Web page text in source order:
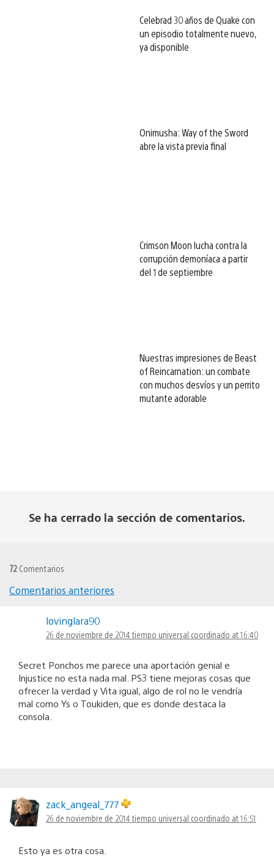
Celebrad 30 años de Quake con
un episodio totalmente nuevo,
ya disponible
Onimusha: Way of the Sword
abre la vista previa final
Crimson Moon lucha contra la
corrupción demoníaca a partir
del 1 de septiembre
Nuestras impresiones de Beast
of Reincarnation: un combate
con muchos desvíos y un perrito
mutante adorable
Se ha cerrado la sección de comentarios.
72 Comentarios
comentarios
Comentarios anteriores
lovinglara90
26 de noviembre de 2014 tiempo universal coordinado at 16:40
Secret Ponchos me parece una aportación genial e
Injustice no esta nada mal. PS3 tiene mejoras cosas que
ofrecer la verdad y Vita igual, algo de rol no le vendría
mal como Ys o Toukiden, que es donde destaca la
consola.
zack_angeal_777
26 de noviembre de 2014 tiempo universal coordinado at 16:51
Esto ya es otra cosa.